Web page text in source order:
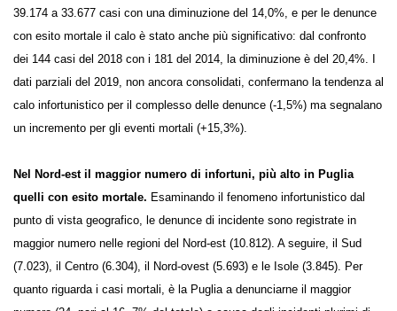
39.174 a 33.677 casi con una diminuzione del 14,0%, e per le denunce
con esito mortale il calo è stato anche più significativo: dal confronto
dei 144 casi del 2018 con i 181 del 2014, la diminuzione è del 20,4%. I
dati parziali del 2019, non ancora consolidati, confermano la tendenza
al calo infortunistico per il complesso delle denunce (-1,5%) ma
segnalano un incremento per gli eventi mortali (+15,3%).
Nel Nord-est il maggior numero di infortuni, più alto in Puglia
quelli con esito mortale.Esaminando il fenomeno infortunistico dal
punto di vista geografico, le denunce di incidente sono registrate in
maggior numero nelle regioni del Nord-est (10.812). A seguire, il Sud
(7.023), il Centro (6.304), il Nord-ovest (5.693) e le Isole (3.845). Per
quanto riguarda i casi mortali, è la Puglia a denunciarne il maggior